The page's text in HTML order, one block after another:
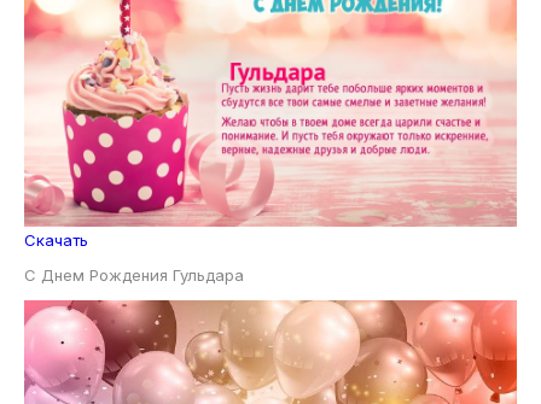
Скачать
С Днем Рождения Гульдара